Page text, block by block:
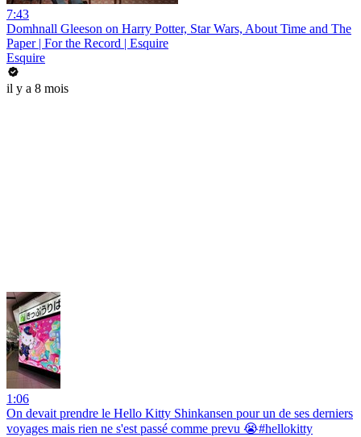
7:43
Domhnall Gleeson on Harry Potter, Star Wars, About Time and The
Paper | For the Record | Esquire
Esquire
il y a 8 mois
1:06
On devait prendre le Hello Kitty Shinkansen pour un de ses derniers
voyages mais rien ne s'est passé comme prevu 😭#hellokitty